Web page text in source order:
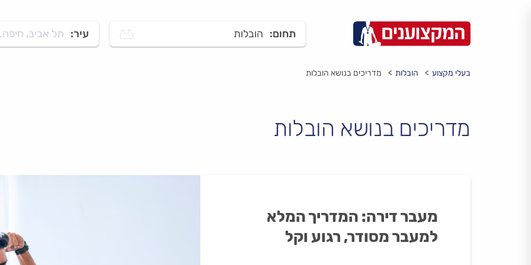
תחום: הובלות עיר: תל אביב,
בעלי מקצוע הובלות מדריכים בנושא הובלות
מדריכים בנושא הובלות
מעבר דירה: המדריך המלא
למעבר מסודר, רגוע וקל